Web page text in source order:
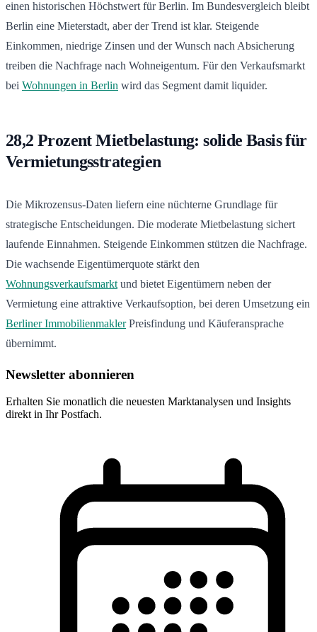
einen historischen Höchstwert für Berlin. Im Bundesvergleich bleibt
Berlin eine Mieterstadt, aber der Trend ist klar. Steigende
Einkommen, niedrige Zinsen und der Wunsch nach Absicherung
treiben die Nachfrage nach Wohneigentum. Für den Verkaufsmarkt
bei Wohnungen in Berlin wird das Segment damit liquider.
28,2 Prozent Mietbelastung: solide Basis für
Vermietungsstrategien
Die Mikrozensus-Daten liefern eine nüchterne Grundlage für
strategische Entscheidungen. Die moderate Mietbelastung sichert
laufende Einnahmen. Steigende Einkommen stützen die Nachfrage.
Die wachsende Eigentümerquote stärkt den
Wohnungsverkaufsmarkt und bietet Eigentümern neben der
Vermietung eine attraktive Verkaufsoption, bei deren Umsetzung ein
Berliner ImmobilienmaklerPreisfindung und Käuferansprache
übernimmt.
Newsletter abonnieren
Erhalten Sie monatlich die neuesten Marktanalysen und Insights
direkt in Ihr Postfach.